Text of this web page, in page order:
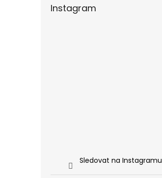
Instagram
Sledovat na Instagramu